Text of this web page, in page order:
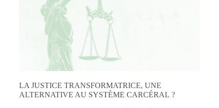
LA JUSTICE TRANSFORMATRICE, UNE
ALTERNATIVE AU SYSTÈME CARCÉRAL ?